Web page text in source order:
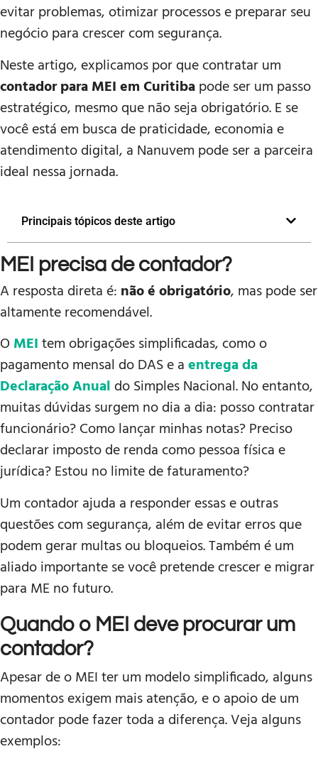
evitar problemas, otimizar processos e preparar seu
negócio para crescer com segurança.
Neste artigo, explicamos por que contratar um
contador para MEI em Curitibapode ser um passo
estratégico, mesmo que não seja obrigatório. E se
você está em busca de praticidade, economia e
atendimento digital, a Nanuvem pode ser a parceira
ideal nessa jornada.
Principais tópicos deste artigo
MEI precisa de contador?
A resposta direta é: não é obrigatório, mas pode ser
altamente recomendável.
O MEItem obrigações simplificadas, como o
pagamento mensal do DAS e aentrega da
Declaração Anualdo Simples Nacional. No entanto,
muitas dúvidas surgem no dia a dia: posso contratar
funcionário? Como lançar minhas notas? Preciso
declarar imposto de renda como pessoa física e
jurídica? Estou no limite de faturamento?
Um contador ajuda a responder essas e outras
questões com segurança, além de evitar erros que
podem gerar multas ou bloqueios. Também é um
aliado importante se você pretende crescer e migrar
para ME no futuro.
Quando o MEI deve procurar um
contador?
Apesar de o MEI ter um modelo simplificado, alguns
momentos exigem mais atenção, e o apoio de um
contador pode fazer toda a diferença. Veja alguns
exemplos: